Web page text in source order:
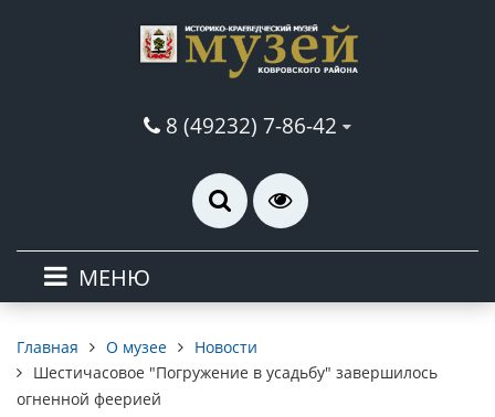
8 (49232) 7-86-42
МЕНЮ
Главная О музее
Новости
Шестичасовое "Погружение в усадьбу" завершилось
огненной феерией